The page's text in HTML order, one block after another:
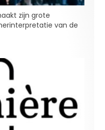
zijn grote
van de